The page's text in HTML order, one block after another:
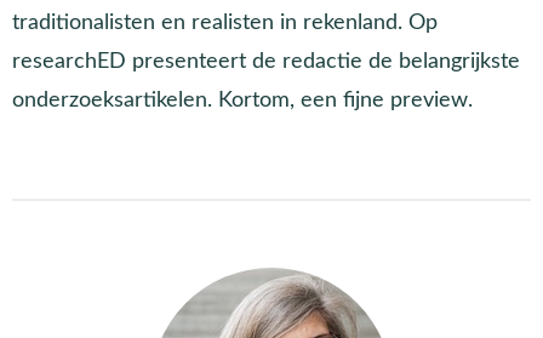
traditionalisten en realisten in rekenland. Op
researchED presenteert de redactie de belangrijkste
onderzoeksartikelen. Kortom, een fijne preview.